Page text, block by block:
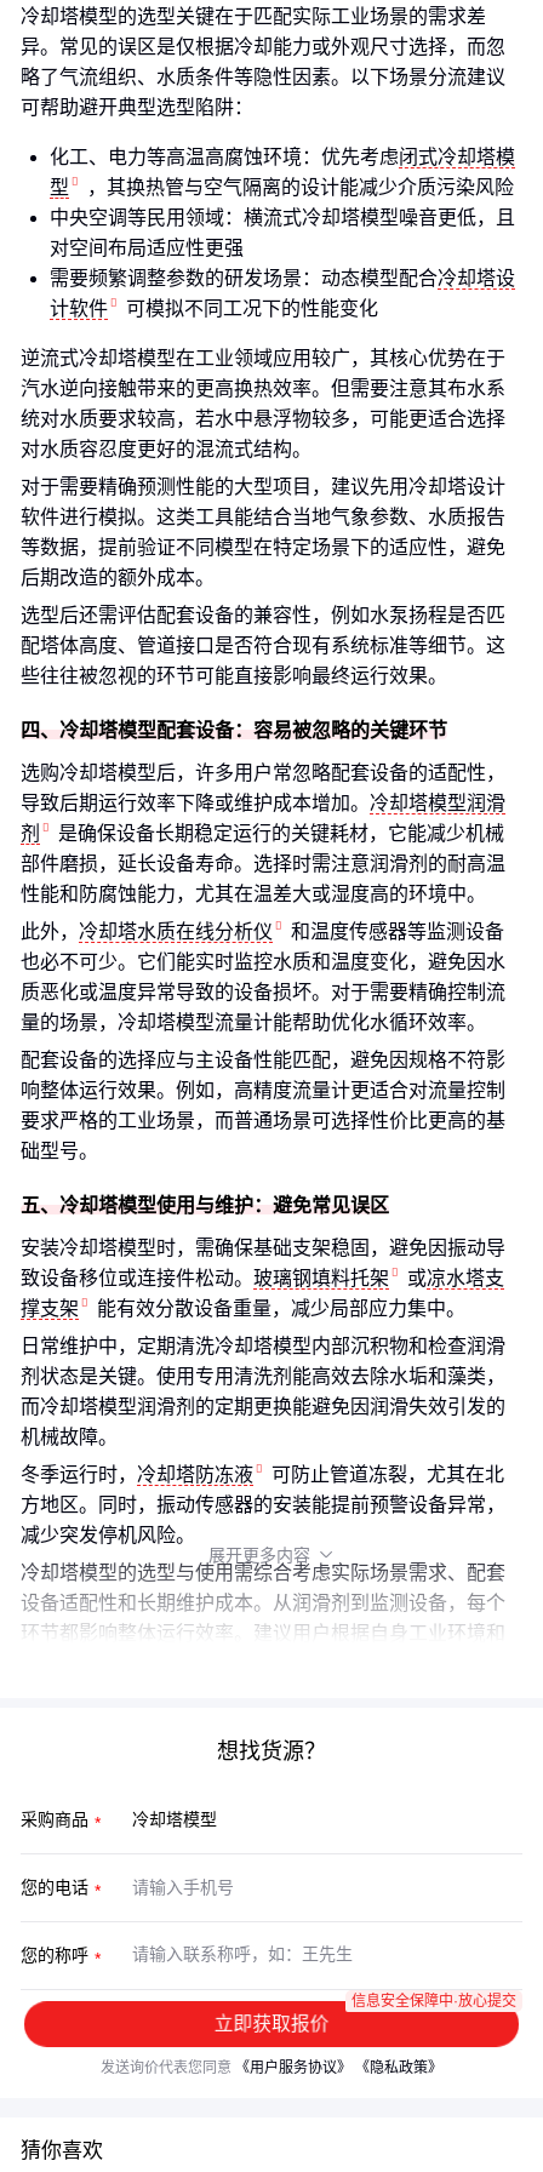
冷却塔模型的选型关键在于匹配实际工业场景的需求差
异。常见的误区是仅根据冷却能力或外观尺寸选择，而忽
略了气流组织、水质条件等隐性因素。以下场景分流建议
可帮助避开典型选型陷阱：
化工、电力等高温高腐蚀环境：优先考虑闭式冷却塔模
型
，其换热管与空气隔离的设计能减少介质污染风险
中央空调等民用领域：横流式冷却塔模型噪音更低，且
对空间布局适应性更强
需要频繁调整参数的研发场景：动态模型配合冷却塔设
计软件
可模拟不同工况下的性能变化
逆流式冷却塔模型在工业领域应用较广，其核心优势在于
汽水逆向接触带来的更高换热效率。但需要注意其布水系
统对水质要求较高，若水中悬浮物较多，可能更适合选择
对水质容忍度更好的混流式结构。
对于需要精确预测性能的大型项目，建议先用冷却塔设计
软件进行模拟。这类工具能结合当地气象参数、水质报告
等数据，提前验证不同模型在特定场景下的适应性，避免
后期改造的额外成本。
选型后还需评估配套设备的兼容性，例如水泵扬程是否匹
配塔体高度、管道接口是否符合现有系统标准等细节。这
些往往被忽视的环节可能直接影响最终运行效果。
四、冷却塔模型配套设备：容易被忽略的关键环节
选购冷却塔模型后，许多用户常忽略配套设备的适配性，
导致后期运行效率下降或维护成本增加。 冷却塔模型润滑
剂
是确保设备长期稳定运行的关键耗材，它能减少机械
部件磨损，延长设备寿命。选择时需注意润滑剂的耐高温
性能和防腐蚀能力，尤其在温差大或湿度高的环境中。
此外， 冷却塔水质在线分析仪
和温度传感器等监测设备
也必不可少。它们能实时监控水质和温度变化，避免因水
质恶化或温度异常导致的设备损坏。对于需要精确控制流
量的场景，冷却塔模型流量计能帮助优化水循环效率。
配套设备的选择应与主设备性能匹配，避免因规格不符影
响整体运行效果。例如，高精度流量计更适合对流量控制
要求严格的工业场景，而普通场景可选择性价比更高的基
础型号。
五、冷却塔模型使用与维护：避免常见误区
安装冷却塔模型时，需确保基础支架稳固，避免因振动导
致设备移位或连接件松动。 玻璃钢填料托架 或凉水塔支
撑支架
能有效分散设备重量，减少局部应力集中。
日常维护中，定期清洗冷却塔模型内部沉积物和检查润滑
剂状态是关键。使用专用清洗剂能高效去除水垢和藻类，
而冷却塔模型润滑剂的定期更换能避免因润滑失效引发的
机械故障。
冬季运行时， 冷却塔防冻液
可防止管道冻裂，尤其在北
方地区。同时，振动传感器的安装能提前预警设备异常，
减少突发停机风险。
冷却塔模型的选型与使用需综合考虑实际场景需求、配套
设备适配性和长期维护成本。从润滑剂到监测设备，每个
环节都影响整体运行效率。建议用户根据自身工业环境和
展开更多内容 
想找货源？
采购商品
您的电话
您的称呼
立即获取报价
信息安全保障中·放心提交
发送询价代表您同意 《用户服务协议》 《隐私政策》
猜你喜欢